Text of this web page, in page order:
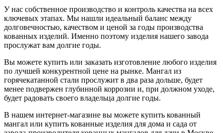
У нас собственное производство и контроль качества на всех
ключевых этапах. Мы нашли идеальный баланс между
долговечностью, качеством и ценой за годы производства
кованных изделий. Именно поэтому изделия нашего завода
прослужат вам долгие годы.
Вы можете купить или заказать изготовление любого изделия
по лучшей конкурентной цене на рынке. Мангал из
горячекатанной стали прослужит в два раза дольше, будет
менее подвержен глубинной коррозии и, при должном уходе,
будет радовать своего владельца долгие годы.
В нашем интернет-магазине вы можете купить кованный
мангал или купить кованные изделия для дома и сада от